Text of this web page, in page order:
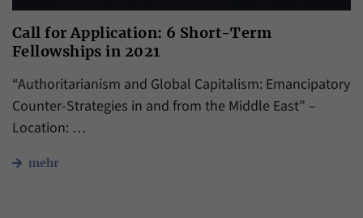
Call for Application: 6 Short-Term
Fellowships in 2021
“Authoritarianism and Global Capitalism: Emancipatory
Counter-Strategies in and from the Middle East” –
Location: …
mehr